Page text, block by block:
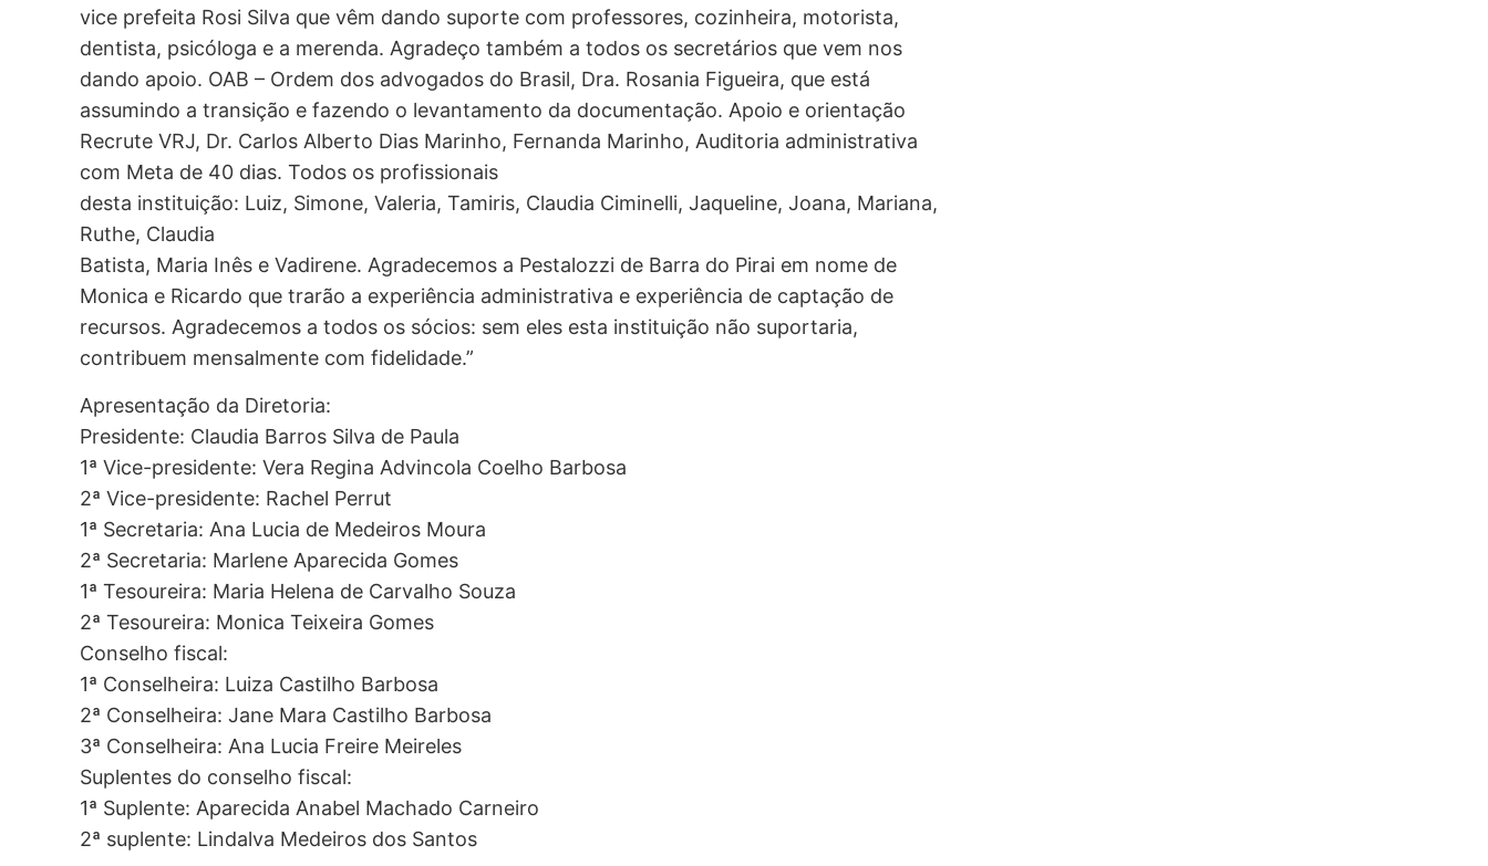
vice prefeita Rosi Silva que vêm dando suporte com professores, cozinheira, motorista,
dentista, psicóloga e a merenda. Agradeço também a todos os secretários que vem nos
dando apoio. OAB – Ordem dos advogados do Brasil, Dra. Rosania Figueira, que está
assumindo a transição e fazendo o levantamento da documentação. Apoio e orientação
Recrute VRJ, Dr. Carlos Alberto Dias Marinho, Fernanda Marinho, Auditoria administrativa
com Meta de 40 dias. Todos os profissionais
desta instituição: Luiz, Simone, Valeria, Tamiris, Claudia Ciminelli, Jaqueline, Joana, Mariana,
Ruthe, Claudia
Batista, Maria Inês e Vadirene. Agradecemos a Pestalozzi de Barra do Pirai em nome de
Monica e Ricardo que trarão a experiência administrativa e experiência de captação de
recursos. Agradecemos a todos os sócios: sem eles esta instituição não suportaria,
contribuem mensalmente com fidelidade.”
Apresentação da Diretoria:
Presidente: Claudia Barros Silva de Paula
1ª Vice-presidente: Vera Regina Advincola Coelho Barbosa
2ª Vice-presidente: Rachel Perrut
1ª Secretaria: Ana Lucia de Medeiros Moura
2ª Secretaria: Marlene Aparecida Gomes
1ª Tesoureira: Maria Helena de Carvalho Souza
2ª Tesoureira: Monica Teixeira Gomes
Conselho fiscal:
1ª Conselheira: Luiza Castilho Barbosa
2ª Conselheira: Jane Mara Castilho Barbosa
3ª Conselheira: Ana Lucia Freire Meireles
Suplentes do conselho fiscal:
1ª Suplente: Aparecida Anabel Machado Carneiro
2ª suplente: Lindalva Medeiros dos Santos